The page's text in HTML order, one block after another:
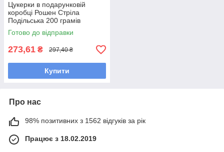
Цукерки в подарунковій
коробці Рошен Стріла
Подільська 200 грамів
Готово до відправки
273,61 ₴ 297,40 ₴
Купити
Про нас
98% позитивних з 1562 відгуків за рік
Працює з 18.02.2019